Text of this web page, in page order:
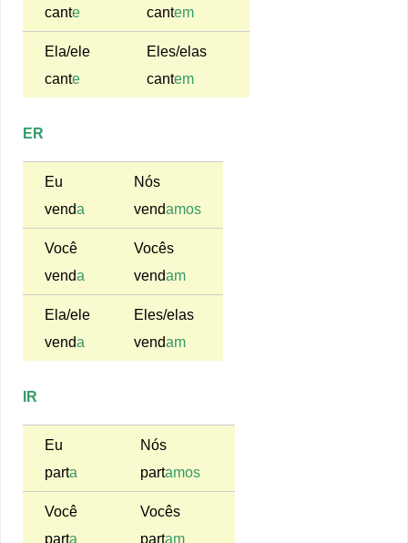
cante
cantem
Ela/ele
cante
Eles/elas
cantem
ER
Eu
venda
Nós
vendamos
Você
venda
Vocês
vendam
Ela/ele
venda
Eles/elas
vendam
IR
Eu
parta
Nós
partamos
Você
parta
Vocês
partam